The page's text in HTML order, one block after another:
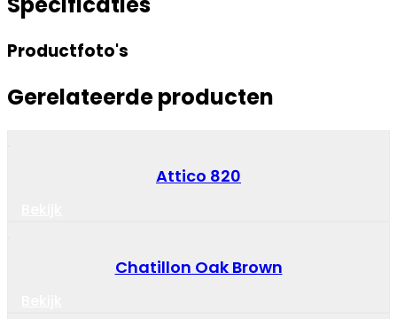
Productfoto's
Gerelateerde producten
Attico 820
Chatillon Oak Brown